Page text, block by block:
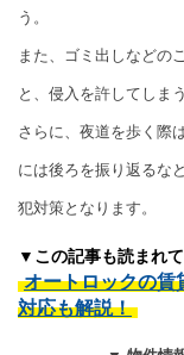
う。
また、ゴミ出しなどの
と、侵入を許してしま
さらに、夜道を歩く際
には後ろを振り返るな
犯対策となります。
▼この記事も読まれ
オートロックの賃
対応も解説！